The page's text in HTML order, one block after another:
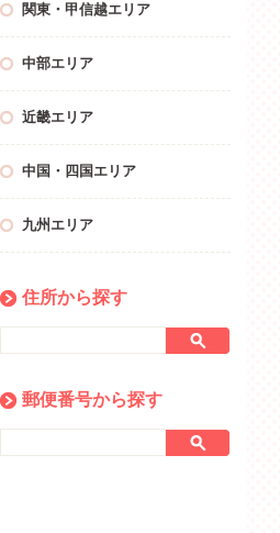
関東・甲信越エリア
中部エリア
近畿エリア
中国・四国エリア
九州エリア
住所から探す
郵便番号から探す